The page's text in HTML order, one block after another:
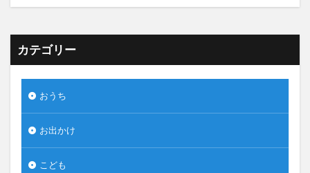
カテゴリー
おうち
お出かけ
こども